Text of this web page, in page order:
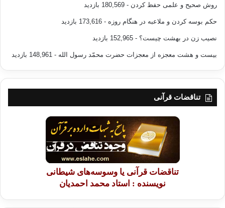
روش صحیح و علمی حفظ کردن - 180,569 بازدید
حکم بوسه کردن و ملاعبه در هنگام روزه - 173,616 بازدید
نصیب زن در بهشت چیست؟ - 152,965 بازدید
بیست و هشت معجزه از معجزات حضرت محمّد رسول الله - 148,961 بازدید
تناقضات قرآنی
تناقضات قرآنی یا وسوسه‌های شیطانی
نویسنده : استاد محمد احمدیان